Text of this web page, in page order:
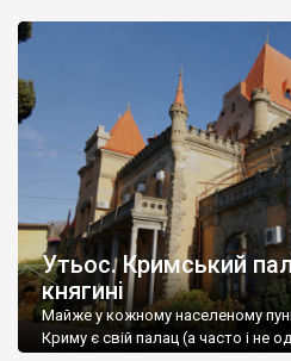
Утьос. Кримський
княгині
Майже у кожному населеному
Криму є свій палац (а часто і не